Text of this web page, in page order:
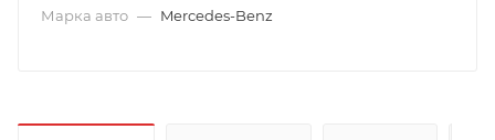
Марка авто — Mercedes-Benz